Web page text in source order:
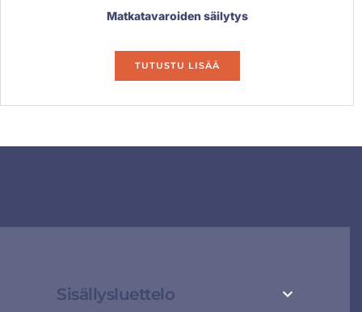
Matkatavaroiden säilytys
TUTUSTU LISÄÄ
Sisällysluettelo